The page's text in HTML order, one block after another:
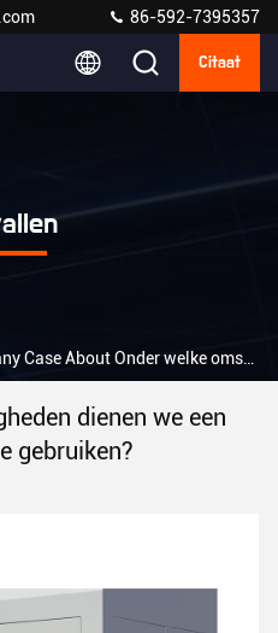
86-592-7395357
Citaat
Latest Company Case About Onder welke omstandigheden dienen we een lage-drukcompressor te gebruiken?
dienen we een
gebruiken?